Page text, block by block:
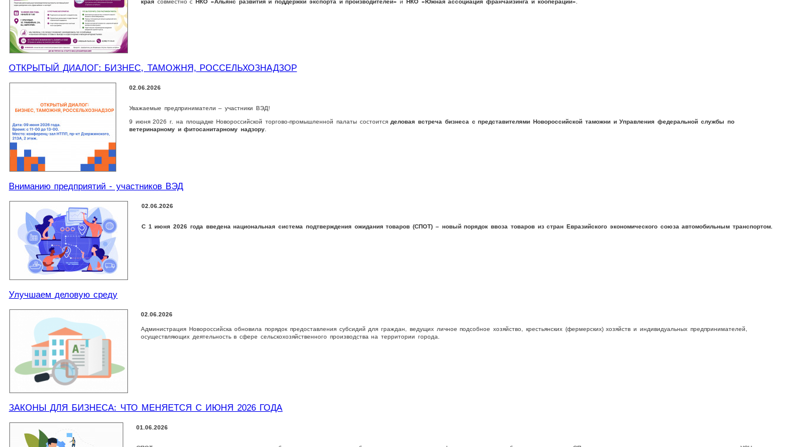
края совместно сНКО «Альянс развития и поддержки экспорта и производителей» и НКО «Южная ассоциация франчайзинга и кооперации»
ОТКРЫТЫЙ ДИАЛОГ: БИЗНЕС, ТАМОЖНЯ, РОССЕЛЬХОЗНАДЗОР
02.06.2026
Уважаемые предприниматели – участники ВЭД!
9 июня 2026 г. на площадке Новороссийской торгово-промышленной палаты состоитсяделовая встреча бизнеса с представителями Новороссийской таможни и Управления федеральной службы по
ветеринарному и фитосанитарному надзору.
Вниманию предприятий - участников ВЭД
02.06.2026
С 1 июня 2026 года введена национальная система подтверждения ожидания товаров (СПОТ) – новый порядок ввоза товаров из стран Евразийского экономического союза автомобильным транспортом.
Улучшаем деловую среду
02.06.2026
Администрация Новороссийска обновила порядок предоставления субсидий для граждан, ведущих личное подсобное хозяйство, крестьянских (фермерских) хозяйств и индивидуальных предпринимателей,
осуществляющих деятельность в сфере сельскохозяйственного производства на территории города.
ЗАКОНЫ ДЛЯ БИЗНЕСА: ЧТО МЕНЯЕТСЯ С ИЮНЯ 2026 ГОДА
01.06.2026